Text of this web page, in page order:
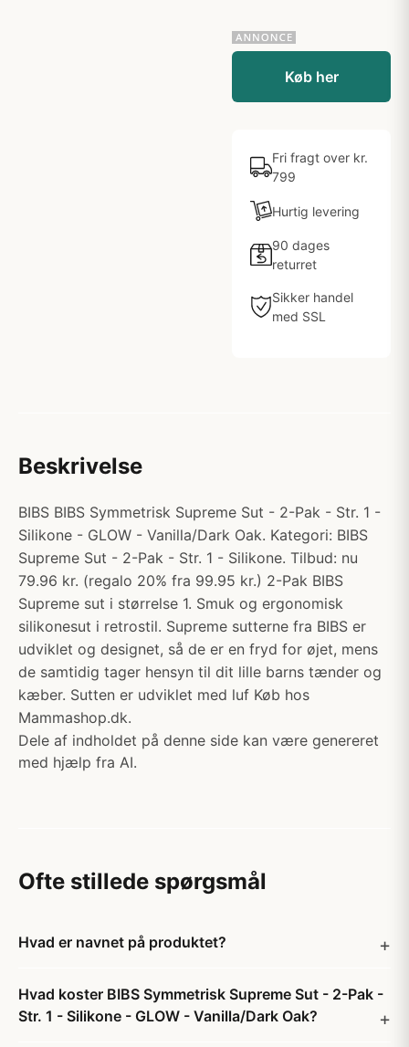
Køb her
Fri fragt over kr.
799
Hurtig levering
90 dages
returret
Sikker handel
med SSL
Beskrivelse
BIBS BIBS Symmetrisk Supreme Sut - 2-Pak - Str. 1 -
Silikone - GLOW - Vanilla/Dark Oak. Kategori: BIBS
Supreme Sut - 2-Pak - Str. 1 - Silikone. Tilbud: nu
79.96 kr. (regalo 20% fra 99.95 kr.) 2-Pak BIBS
Supreme sut i størrelse 1. Smuk og ergonomisk
silikonesut i retrostil. Supreme sutterne fra BIBS er
udviklet og designet, så de er en fryd for øjet, mens
de samtidig tager hensyn til dit lille barns tænder og
kæber. Sutten er udviklet med luf Køb hos
Mammashop.dk.
Dele af indholdet på denne side kan være genereret
med hjælp fra AI.
Ofte stillede spørgsmål
Hvad er navnet på produktet?
Hvad koster BIBS Symmetrisk Supreme Sut - 2-Pak -
Str. 1 - Silikone - GLOW - Vanilla/Dark Oak?